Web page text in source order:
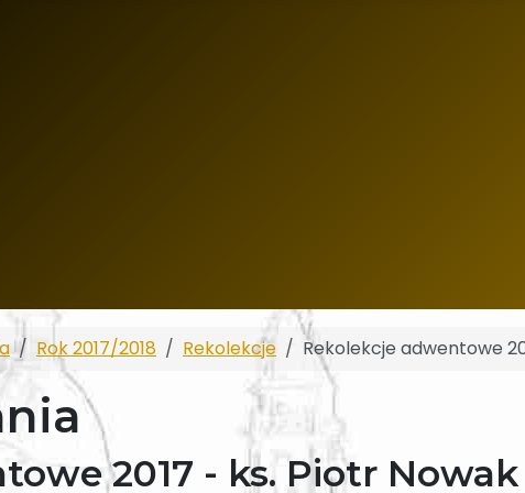
Rok 2017/2018 Rekolekcje Rekolekcje adwentowe
2017 - ks. Piotr Nowak